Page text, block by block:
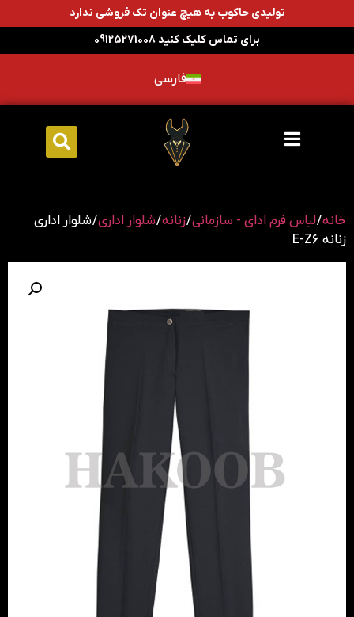
تولیدی حاکوب به هیچ عنوان تک فروشی ندارد
برای تماس کلیک کنید 09125271008
فارسی
خانه/لباس فرم ادای - سازمانی/زنانه/شلوار اداری/ شلوار اداری
زنانه E-Z6